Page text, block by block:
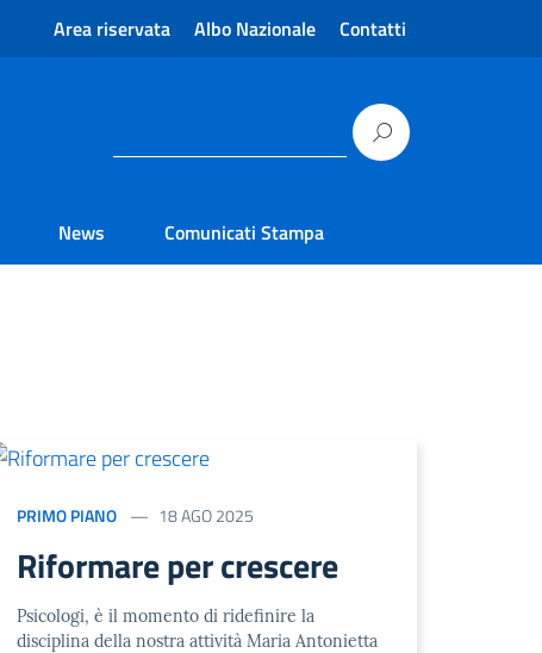
Area riservata Albo Nazionale Contatti
News Comunicati Stampa
PRIMO PIANO 18 AGO 2025
Riformare per crescere
Psicologi, è il momento di ridefinire la
disciplina della nostra attività Maria Antonietta